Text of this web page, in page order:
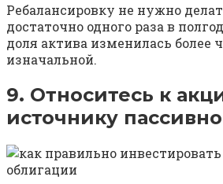
Ребалансировку не нужно
достаточно одного раза в
доля актива изменилась более
изначальной.
9. Относитесь к
источнику